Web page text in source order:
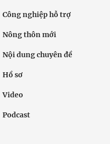
Công nghiệp hỗ trợ
Nông thôn mới
Nội dung chuyên đề
Hồ sơ
Video
Podcast